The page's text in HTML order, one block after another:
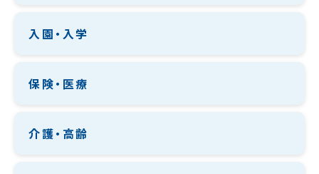
入園・入学
保険・医療
介護・高齢